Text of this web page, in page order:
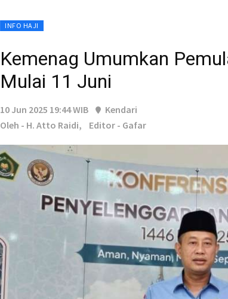
INFO HAJI
Kemenag Umumkan
Mulai 11 Juni
10 Jun 2025 19:44 WIB
Kendari
Oleh - H. Atto Raidi,
Editor - Gafar